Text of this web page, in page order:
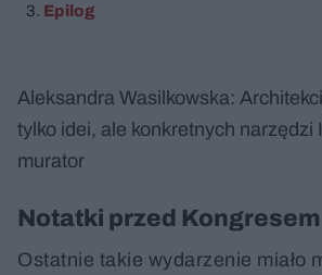
Epilog
Aleksandra Wasilkowska:
tylko idei, ale konkretnych narzędzi
murator
Notatki przed Kongresem
Ostatnie takie wydarzenie miało